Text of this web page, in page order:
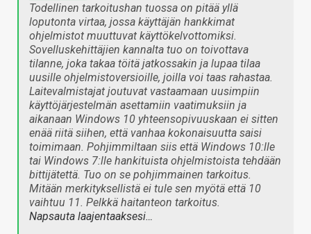
Todellinen tarkoitushan tuossa on pitää yllä
loputonta virtaa, jossa käyttäjän hankkimat
ohjelmistot muuttuvat käyttökelvottomiksi.
Sovelluskehittäjien kannalta tuo on toivottava
tilanne, joka takaa töitä jatkossakin ja lupaa tilaa
uusille ohjelmistoversioille, joilla voi taas rahastaa.
Laitevalmistajat joutuvat vastaamaan uusimpiin
käyttöjärjestelmän asettamiin vaatimuksiin ja
aikanaan Windows 10 yhteensopivuuskaan ei sitten
enää riitä siihen, että vanhaa kokonaisuutta saisi
toimimaan. Pohjimmiltaan siis että Windows 10:lle
tai Windows 7:lle hankituista ohjelmistoista tehdään
bittijätettä. Tuo on se pohjimmainen tarkoitus.
Mitään merkityksellistä ei tule sen myötä että 10
vaihtuu 11. Pelkkä haitanteon tarkoitus.
Napsauta laajentaaksesi…